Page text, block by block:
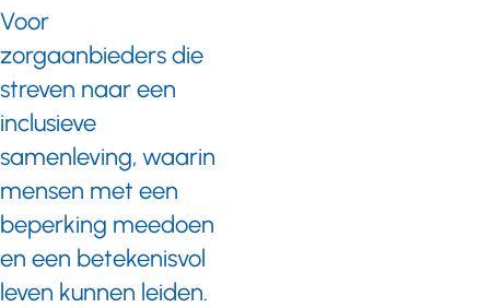
Voor
zorgaanbieders die
streven naar een
inclusieve
samenleving, waarin
mensen met een
beperking meedoen
en een betekenisvol
leven kunnen leiden.